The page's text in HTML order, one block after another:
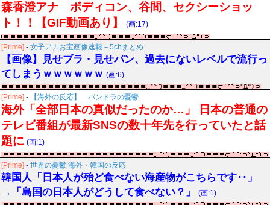
森香澄アナ ボディコン、谷間、セクシーショッ
ト！！【GIF動画あり】
(画:17)
[Prime] - 女子アナお宝画像速報－5chまとめ
【画像】見せブラ・見せパン、過去にないレベルで流行っ
てしまうｗｗｗｗｗｗ (画:6)
[Prime] - 【海外の反応】 パンドラの憂鬱
海外「全部日本の真似だったのか…」 日本の普通の
テレビ番組が最新SNSの数十年先を行っていたと話
題に (画:1)
[Prime] - 世界の憂鬱 海外・韓国の反応
韓国人「日本人が殆ど食べない海産物がこちらです‥」
→「島国の日本人がどうして食べない？」
(画:1)